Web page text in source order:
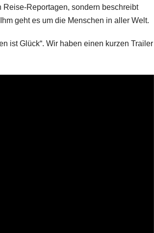
Reportagen, sondern beschreibt
geht es um die Menschen in aller Welt.
ist Glück“. Wir haben einen kurzen Trailer